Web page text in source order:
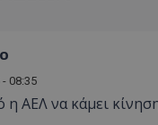
- 08:35
η ΑΕΛ να κάμει